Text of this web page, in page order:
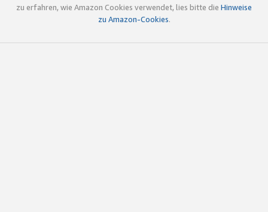
zu erfahren, wie Amazon Cookies verwendet, lies bitte die Hinweise
zu Amazon-Cookies.